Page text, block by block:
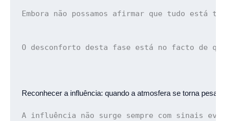
Embora não possamos afirmar que tudo está
O desconforto desta fase está no facto de
Reconhecer a influência: quando a atmosfera se torna pesada
A influência não surge sempre com sinais